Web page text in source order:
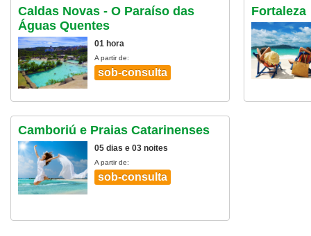
Caldas Novas - O Paraíso das
Águas Quentes
01 hora
A partir de:
sob-consulta
Fortaleza
Camboriú e Praias Catarinenses
05 dias e 03 noites
A partir de:
sob-consulta